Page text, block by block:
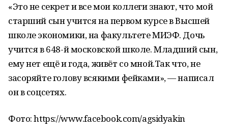
«Это не секрет и все мои коллеги знают, что мой
старший сын учится на первом курсе в Высшей
школе экономики, на факультете МИЭФ. Дочь
учится в 648-й московской школе. Младший сын,
ему нет ещё и года, живёт со мной.Так что, не
засоряйте голову всякими фейками», — написал
он в соцсетях.
Фото: https://www.facebook.com/agsidyakin